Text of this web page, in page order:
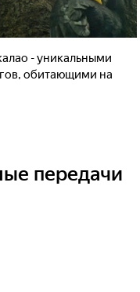
- уникальными
обитающими на
передачи